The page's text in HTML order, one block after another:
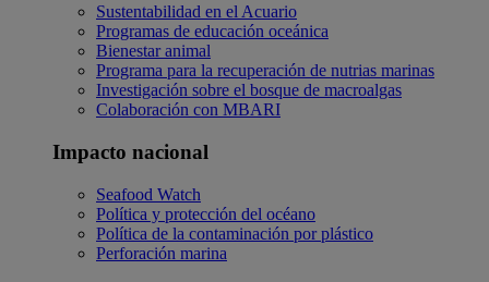
Sustentabilidad en el Acuario
Programas de educación oceánica
Bienestar animal
Programa para la recuperación de nutrias marinas
Investigación sobre el bosque de macroalgas
Colaboración con MBARI
Impacto nacional
Seafood Watch
Política y protección del océano
Política de la contaminación por plástico
Perforación marina